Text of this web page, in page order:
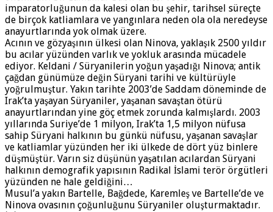
imparatorluğunun da kalesi olan bu şehir, tarihsel süreçte
de birçok katliamlara ve yangınlara neden ola ola neredeyse
anayurtlarında yok olmak üzere.
Acının ve gözyaşının ülkesi olan Ninova, yaklaşık 2500 yıldır
bu acılar yüzünden varlık ve yokluk arasında mücadele
ediyor. Keldani / Süryanilerin yoğun yaşadığı Ninova; antik
çağdan günümüze değin Süryani tarihi ve kültürüyle
yoğrulmuştur. Yakın tarihte 2003’de Saddam döneminde de
Irak’ta yaşayan Süryaniler, yaşanan savaştan ötürü
anayurtlarından yine göç etmek zorunda kalmışlardı. 2003
yıllarında Suriye’de 1 milyon, Irak’ta 1,5 milyon nüfusa
sahip Süryani halkının bu günkü nüfusu, yaşanan savaşlar
ve katliamlar yüzünden her iki ülkede de dört yüz binlere
düşmüştür. Varın siz düşünün yaşatılan acılardan Süryani
halkının demografik yapısının Radikal İslami terör örgütleri
yüzünden ne hale geldiğini…
Musul’a yakın Bartelle, Bağdede, Karemleş ve Bartelle’de ve
Ninova ovasının çoğunluğunu Süryaniler oluşturmaktadır.